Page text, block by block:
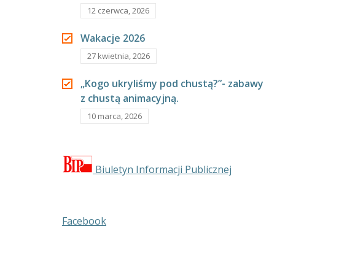
12 czerwca, 2026
Wakacje 2026
27 kwietnia, 2026
„Kogo ukryliśmy pod chustą?”- zabawy
z chustą animacyjną.
10 marca, 2026
Biuletyn Informacji Publicznej
Facebook